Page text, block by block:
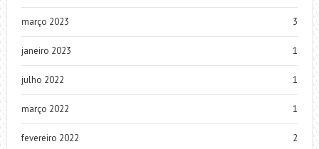
março 2023 3
janeiro 2023 1
julho 2022 1
março 2022 1
fevereiro 2022 2